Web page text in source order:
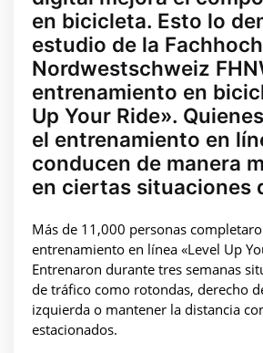
en bicicleta. Esto lo
estudio de la
Nordwestschweiz
entrenamiento en
Up Your Ride».
el entrenamiento en
conducen de manera
en ciertas situaciones
Más de 11,000 personas
entrenamiento en línea «Level Up
Entrenaron durante tres semanas
de tráfico como rotondas, derecho
izquierda o mantener la distancia
estacionados.